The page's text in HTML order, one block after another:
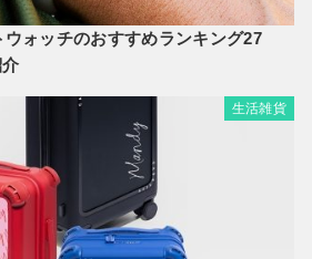
ウォッチのおすすめランキング27
生活雑貨